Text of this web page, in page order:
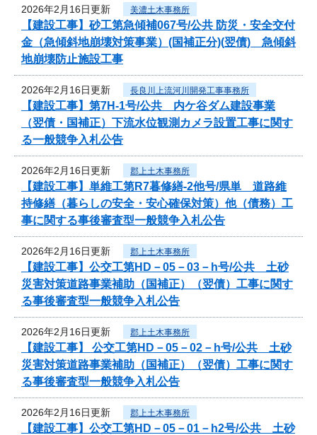
2026年2月16日更新 美濃土木事務所
【建設工事】砂工第急傾補067号/公共 防災・安全交付
金（急傾斜地崩壊対策事業）(国補正分)(翌債) 急傾斜
地崩壊防止施設工事
2026年2月16日更新 長良川上流河川開発工事事務所
【建設工事】第7H-1号/公共 内ケ谷ダム建設事業
（翌債・国補正）下流水位観測カメラ設置工事に関す
る一般競争入札公告
2026年2月16日更新 郡上土木事務所
【建設工事】単維工第R7暮修繕-2他号/県単 道路維
持修繕（暮らしの安全・安心確保対策）他（債務）工
事に関する事後審査型一般競争入札公告
2026年2月16日更新 郡上土木事務所
【建設工事】公交工第HD－05－03－h号/公共 土砂
災害対策道路事業補助（国補正）（翌債）工事に関す
る事後審査型一般競争入札公告
2026年2月16日更新 郡上土木事務所
【建設工事】 公交工第HD－05－02－h号/公共 土砂
災害対策道路事業補助（国補正）（翌債）工事に関す
る事後審査型一般競争入札公告
2026年2月16日更新 郡上土木事務所
【建設工事】公交工第HD－05－01－h2号/公共 土砂